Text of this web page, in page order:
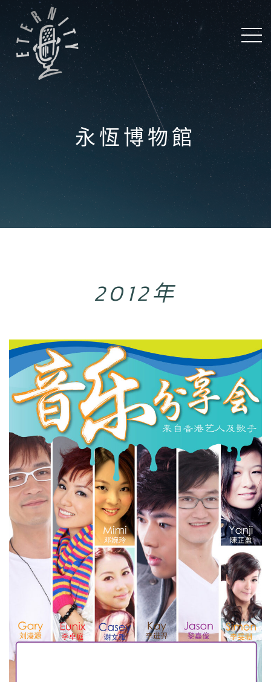
永恆博物館
2012年